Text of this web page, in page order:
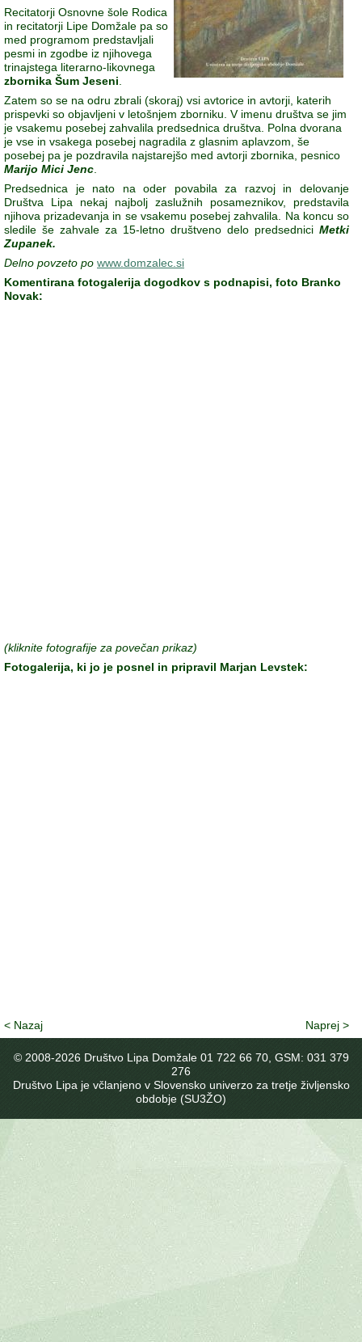
Recitatorji Osnovne šole Rodica
in recitatorji Lipe Domžale pa so
med programom predstavljali
pesmi in zgodbe iz njihovega
trinajstega literarno-likovnega
zbornika Šum Jeseni
Zatem so se na odru zbrali (skoraj) vsi avtorice in avtorji, katerih
prispevki so objavljeni v letošnjem zborniku. V imenu društva se jim
je vsakemu posebej zahvalila predsednica društva. Polna dvorana
je vse in vsakega posebej nagradila z glasnim aplavzom, še
posebej pa je pozdravila najstarejšo med avtorji zbornika, pesnico
Marijo Mici Jenc
Predsednica je nato na oder povabila za razvoj in delovanje
Društva Lipa nekaj najbolj zaslužnih posameznikov, predstavila
njihova prizadevanja in se vsakemu posebej zahvalila. Na koncu so
sledile še zahvale za 15-letno društveno delo predsednici Metki
Zupanek.
Delno povzeto po www.domzalec.si
Komentirana fotogalerija dogodkov s podnapisi, foto Branko
Novak:
(kliknite fotografije za povečan prikaz)
Fotogalerija, ki jo je posnel in pripravil Marjan Levstek:
< Nazaj Naprej >
© 2008-2026 Društvo Lipa Domžale 01 722 66 70, GSM: 031 379
276
Društvo Lipa je včlanjeno v Slovensko univerzo za tretje življensko
obdobje (SU3ŽO)